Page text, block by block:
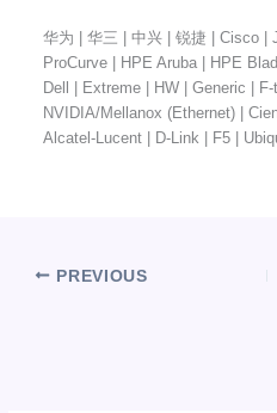
华为 | 华三 | 中兴 | 锐捷 | Cisco |
ProCurve | HPE Aruba | HPE
Dell | Extreme | HW | Generic |
NVIDIA/Mellanox (Ethernet) |
Alcatel-Lucent | D-Link | F5 |
PREVIOUS